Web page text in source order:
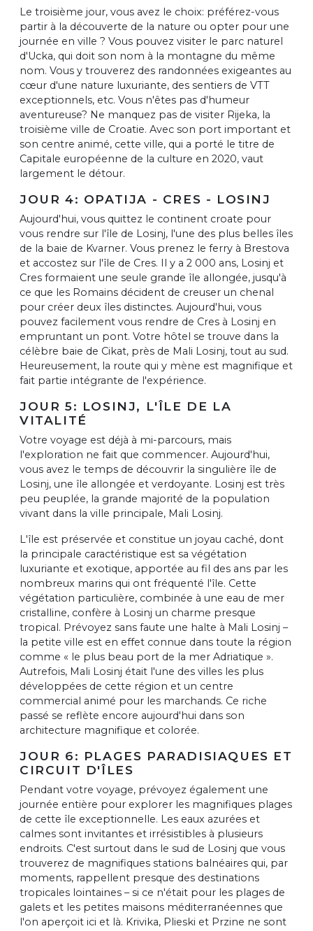
Le troisième jour, vous avez le choix: préférez-vous
partir à la découverte de la nature ou opter pour une
journée en ville ? Vous pouvez visiter le parc naturel
d'Ucka, qui doit son nom à la montagne du même
nom. Vous y trouverez des randonnées exigeantes au
cœur d'une nature luxuriante, des sentiers de VTT
exceptionnels, etc. Vous n'êtes pas d'humeur
aventureuse? Ne manquez pas de visiter Rijeka, la
troisième ville de Croatie. Avec son port important et
son centre animé, cette ville, qui a porté le titre de
Capitale européenne de la culture en 2020, vaut
largement le détour.
JOUR 4: OPATIJA - CRES - LOSINJ
Aujourd'hui, vous quittez le continent croate pour
vous rendre sur l'île de Losinj, l'une des plus belles îles
de la baie de Kvarner. Vous prenez le ferry à Brestova
et accostez sur l'île de Cres. Il y a 2 000 ans, Losinj et
Cres formaient une seule grande île allongée, jusqu'à
ce que les Romains décident de creuser un chenal
pour créer deux îles distinctes. Aujourd'hui, vous
pouvez facilement vous rendre de Cres à Losinj en
empruntant un pont. Votre hôtel se trouve dans la
célèbre baie de Cikat, près de Mali Losinj, tout au sud.
Heureusement, la route qui y mène est magnifique et
fait partie intégrante de l'expérience.
JOUR 5: LOSINJ, L'ÎLE DE LA
VITALITÉ
Votre voyage est déjà à mi-parcours, mais
l'exploration ne fait que commencer. Aujourd'hui,
vous avez le temps de découvrir la singulière île de
Losinj, une île allongée et verdoyante. Losinj est très
peu peuplée, la grande majorité de la population
vivant dans la ville principale, Mali Losinj.
L'île est préservée et constitue un joyau caché, dont
la principale caractéristique est sa végétation
luxuriante et exotique, apportée au fil des ans par les
nombreux marins qui ont fréquenté l'île. Cette
végétation particulière, combinée à une eau de mer
cristalline, confère à Losinj un charme presque
tropical. Prévoyez sans faute une halte à Mali Losinj –
la petite ville est en effet connue dans toute la région
comme « le plus beau port de la mer Adriatique ».
Autrefois, Mali Losinj était l'une des villes les plus
développées de cette région et un centre
commercial animé pour les marchands. Ce riche
passé se reflète encore aujourd'hui dans son
architecture magnifique et colorée.
JOUR 6: PLAGES PARADISIAQUES ET
CIRCUIT D'ÎLES
Pendant votre voyage, prévoyez également une
journée entière pour explorer les magnifiques plages
de cette île exceptionnelle. Les eaux azurées et
calmes sont invitantes et irrésistibles à plusieurs
endroits. C'est surtout dans le sud de Losinj que vous
trouverez de magnifiques stations balnéaires qui, par
moments, rappellent presque des destinations
tropicales lointaines – si ce n'était pour les plages de
galets et les petites maisons méditerranéennes que
l'on aperçoit ici et là. Krivika, Plieski et Przine ne sont